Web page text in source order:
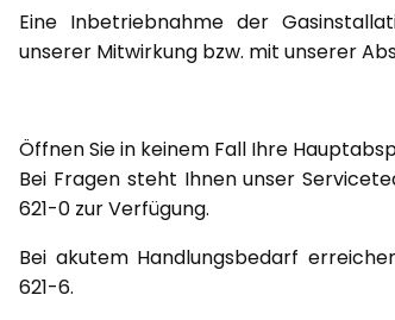
Eine Inbetriebnahme der
unserer Mitwirkung bzw. mit unserer
Öffnen Sie in keinem Fall Ihre
Bei Fragen steht Ihnen unser
621-0 zur Verfügung.
Bei akutem Handlungsbedarf
621-6.